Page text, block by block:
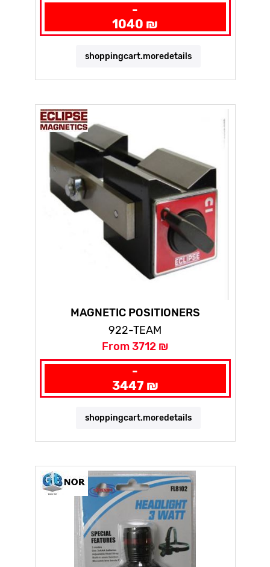
-
1040 ₪
shoppingcart.moredetails
MAGNETIC POSITIONERS
922-TEAM
From 3712 ₪
-
3447 ₪
shoppingcart.moredetails